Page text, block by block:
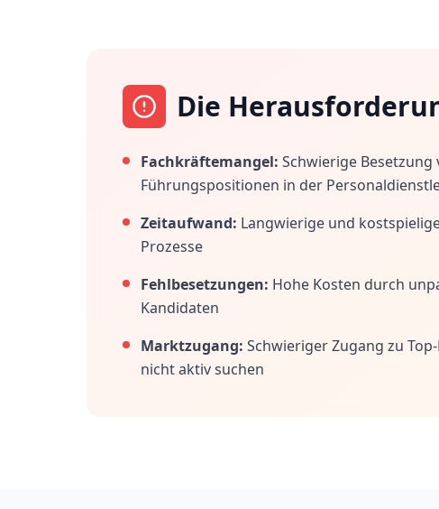
Die
Fachkräftemangel: Schwierige Besetzung
Führungspositionen in der
Zeitaufwand: Langwierige und
Prozesse
Fehlbesetzungen: Hohe Kosten durch
Kandidaten
Marktzugang: Schwieriger Zugang zu
nicht aktiv suchen